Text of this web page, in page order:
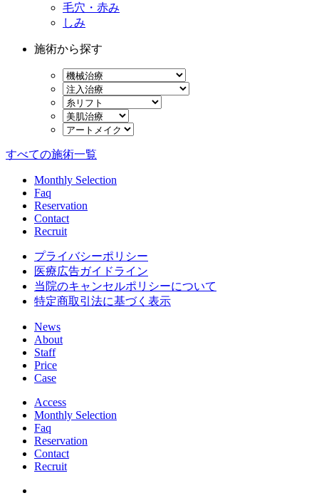
毛穴・赤み
しみ
施術から探す
すべての施術一覧
Monthly Selection
Faq
Reservation
Contact
Recruit
プライバシーポリシー
医療広告ガイドライン
当院のキャンセルポリシーについて
特定商取引法に基づく表示
News
About
Staff
Price
Case
Access
Monthly Selection
Faq
Reservation
Contact
Recruit